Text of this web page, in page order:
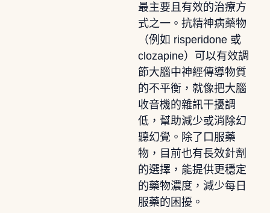
最主要且有效的治療方
式之一。抗精神病藥物
（例如 risperidone 或
clozapine）可以有效調
節大腦中神經傳導物質
的不平衡，就像把大腦
收音機的雜訊干擾調
低，幫助減少或消除幻
聽幻覺。除了口服藥
物，目前也有長效針劑
的選擇，能提供更穩定
的藥物濃度，減少每日
服藥的困擾。